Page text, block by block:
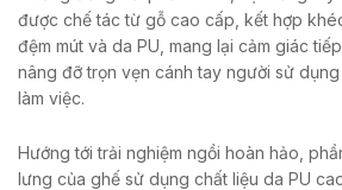
được chế tác từ gỗ cao cấp, kết hợp
đệm mút và da PU, mang lại cảm giác
nâng đỡ trọn vẹn cánh tay người sử
làm việc.
Hướng tới trải nghiệm ngồi hoàn hảo,
lưng của ghế sử dụng chất liệu da PU